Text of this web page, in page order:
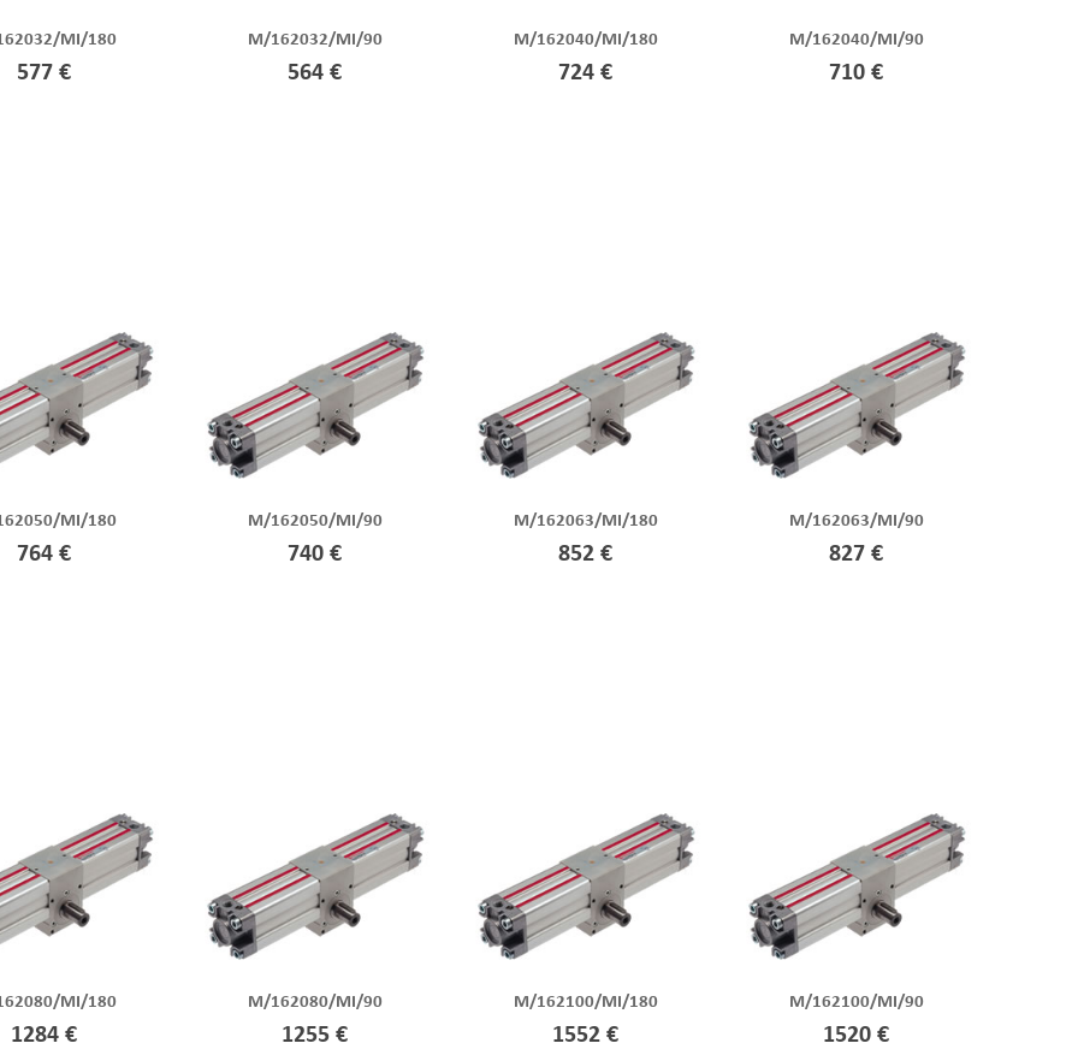
MI/180
577 €
M/162032/MI/90
564 €
M/162040/MI/180
724 €
M/162040/MI/90
710 €
MI/180
764 €
M/162050/MI/90
740 €
M/162063/MI/180
852 €
M/162063/MI/90
827 €
MI/180
1284 €
M/162080/MI/90
1255 €
M/162100/MI/180
1552 €
M/162100/MI/90
1520 €